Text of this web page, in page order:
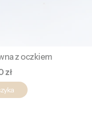
z oczkiem
zł